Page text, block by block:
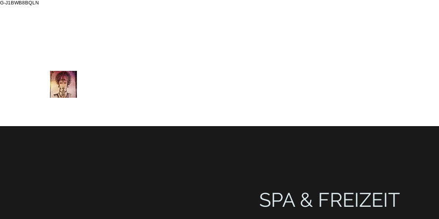
G-J1BWB8BQLN
SPA & FREIZEIT